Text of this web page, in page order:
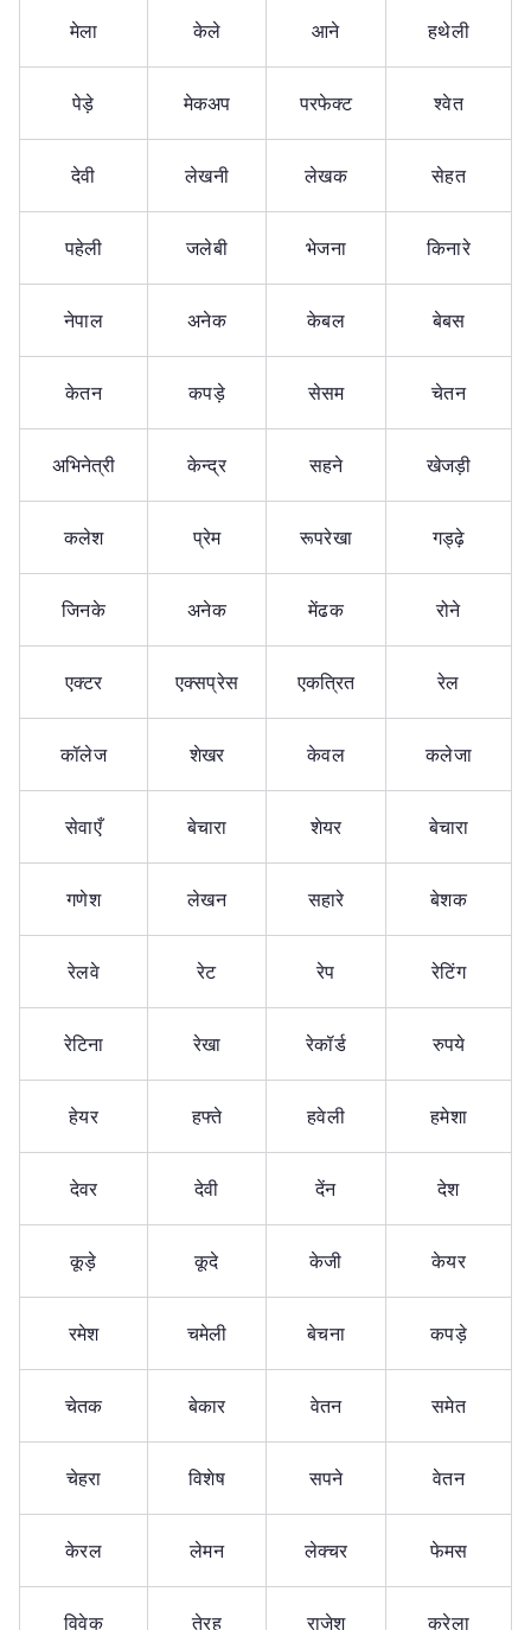
मेला केले आने हथेली
पेड़े मेकअप परफेक्ट श्वेत
देवी लेखनी लेखक सेहत
पहेली जलेबी भेजना किनारे
नेपाल अनेक केबल बेबस
केतन कपड़े सेसम चेतन
अभिनेत्री केन्द्र सहने खेजड़ी
कलेश प्रेम रूपरेखा गड्ढ़े
जिनके अनेक मेंढक रोने
एक्टर एक्सप्रेस एकत्रित रेल
कॉलेज शेखर केवल कलेजा
सेवाएँ बेचारा शेयर बेचारा
गणेश लेखन सहारे बेशक
रेलवे रेट रेप रेटिंग
रेटिना रेखा रेकॉर्ड रुपये
हेयर हफ्ते हवेली हमेशा
देवर देवी देंन देश
कूड़े कूदे केजी केयर
रमेश चमेली बेचना कपड़े
चेतक बेकार वेतन समेत
चेहरा विशेष सपने वेतन
केरल लेमन लेक्चर फेमस
विवेक तेरह राजेश करेला